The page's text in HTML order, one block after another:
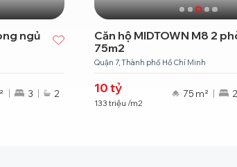
ngủ
3 2
Căn hộ MIDTOWN M8 2
75m2
Quận 7, Thành phố Hồ Chí Minh
10tỷ
133 triệu /m2
75 m² 2